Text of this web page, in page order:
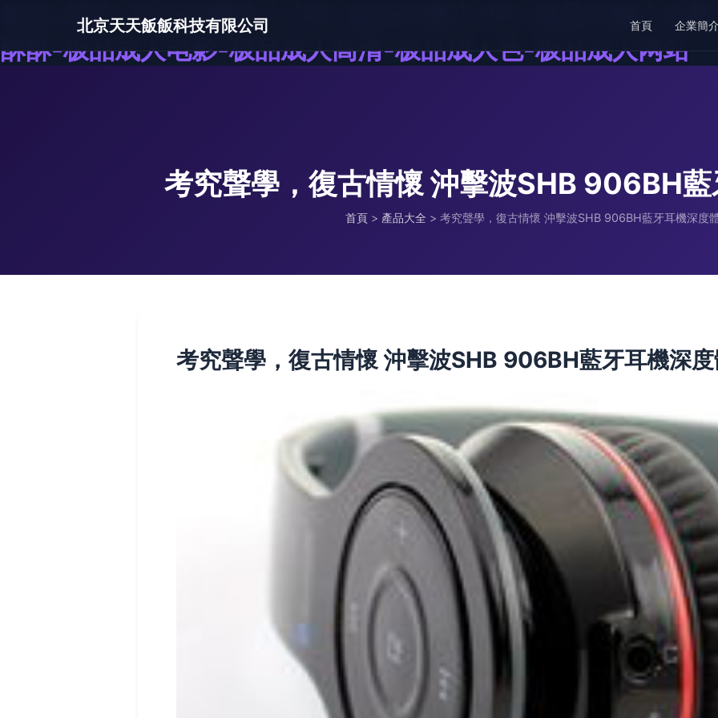
极品v国产-极品白嫩的小少妇-极品白嫩小10P-极品白嫩小自
酥酥-极品成人电影-极品成人高清-极品成人色-极品成人网站
北京天天飯飯科技有限公司 首頁 企業簡
考究聲學，復古情懷 沖擊波SHB 906BH
首頁 > 產品大全 > 考究聲學，復古情懷 沖擊波SHB 906BH藍牙耳機深度
考究聲學，復古情懷 沖擊波SHB 906BH藍牙耳機深